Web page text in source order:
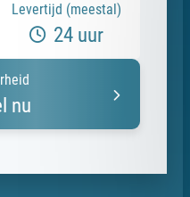
Levertijd (meestal)
24 uur
nu